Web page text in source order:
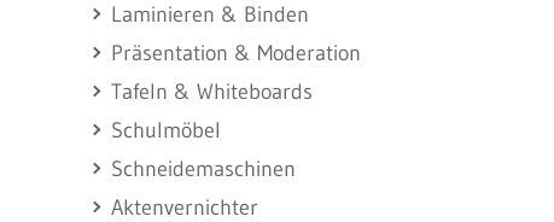
Laminieren & Binden
Präsentation & Moderation
Tafeln & Whiteboards
Schulmöbel
Schneidemaschinen
Aktenvernichter